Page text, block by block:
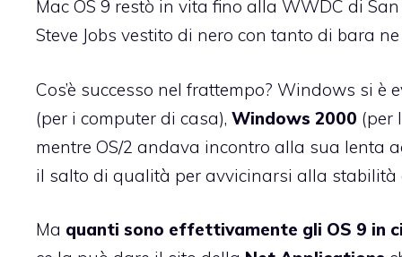
Mac OS 9 restò in vita fino alla WWDC di
Steve Jobs vestito di nero con tanto di bara
Cos’è successo nel frattempo? Windows si è
(per i computer di casa), Windows 2000 (per
mentre OS/2 andava incontro alla sua lenta
il salto di qualità per avvicinarsi alla stabilità
Ma quanti sono effettivamente gli OS 9 in